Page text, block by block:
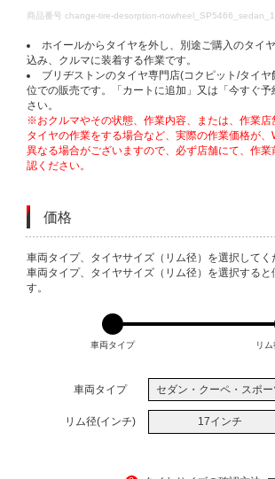
DETAILS
商品番号 change-tire-desorption-
ホイールからタイヤを外し、別途ご購入のタイ
込み、クルマに装着する作業です。
ブリヂストンのタイヤ専門店(コクピット/タイ
位での販売です。「カートに追加」又は「今すぐ
さい。
※おクルマやその状態、作業内容、または、作業店
タイヤの作業をする場合など、実際の作業価格が、
異なる場合がございますので、必ず店舗にて、作
認ください。
価格
VARIATIONS
車両タイプ、タイヤサイズ（リム径）を選択してく
車両タイプ、タイヤサイズ（リム径）を選択すると
す。
車両タイプ リ
車両タイプ セダン・クーペ・スポー
リム径(インチ) 17インチ